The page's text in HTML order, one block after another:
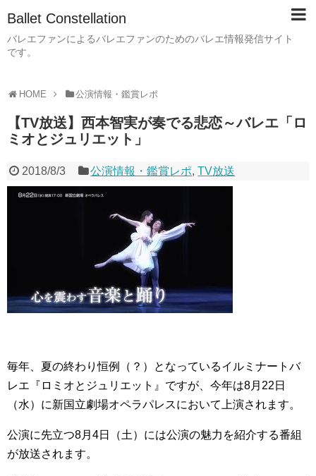
Ballet Constellation
バレエファンによるバレエファンのためのバレエ情報発信サイト
です。
HOME 公演情報・鑑賞レポ
【TV放送】西本智実が奏でる悲恋～バレエ「ロ
ミオとジュリエット」
2018/8/3 公演情報・鑑賞レポ,TV放送
毎年、夏の終わり恒例（？）となっているイルミナートバ
レエ『ロミオとジュリエット』ですが、今年は8月22日
（水）に新国立劇場オペラパレスにおいて上演されます。
公演に先立つ8月4日（土）には公演の魅力を紹介する番組
が放送されます。